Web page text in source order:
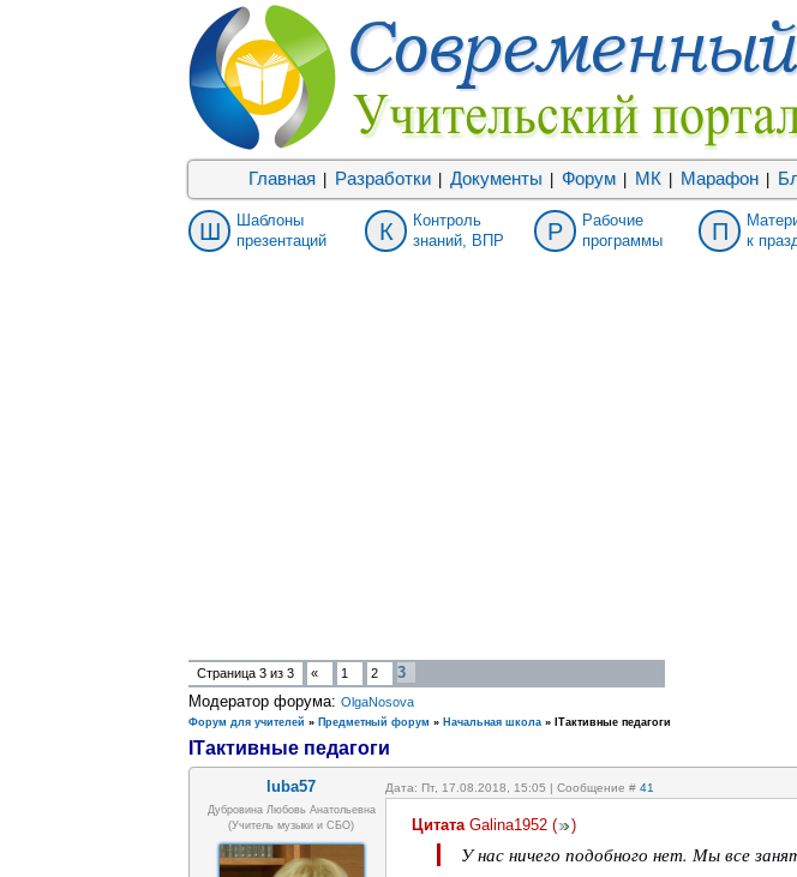
Главная Разработки Документы Форум МК Марафон
Ш
Шаблоны
презентаций
К
Контроль
знаний, ВПР
Р
Рабочие
программы
П
к
Страница 3 из 3 « 1 2
3
Модератор форума: OlgaNosova
Форум для учителей » Предметный форум » Начальная школа » ITактивные педагоги
ITактивные педагоги
luba57 Дата: Пт, 17.08.2018, 15:05 | Сообщение # 41
Дубровина Любовь Анатольевна
(учитель музыки и СБО)
Цитата Galina1952 ( )
У нас ничего подобного нет. Мы все